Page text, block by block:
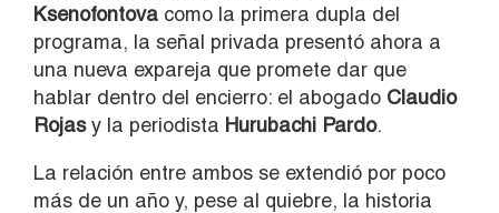
Ksenofontova como la primera dupla del
programa, la señal privada presentó ahora a
una nueva expareja que promete dar que
hablar dentro del encierro: el abogado Claudio
Rojasy la periodista Hurubachi Pardo.
La relación entre ambos se extendió por poco
más de un año y, pese al quiebre, la historia